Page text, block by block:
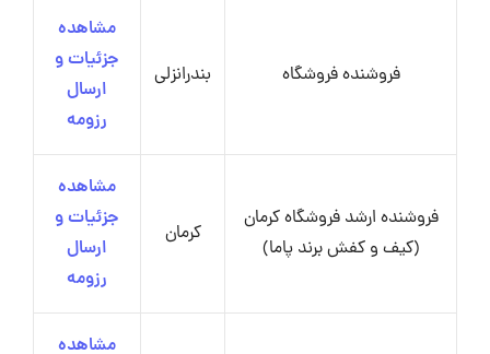
فروشنده فروشگاه بندرانزلی
مشاهده
جزئیات و
ارسال
رزومه
فروشنده ارشد فروشگاه کرمان
(کیف و کفش برند پاما)
کرمان
مشاهده
جزئیات و
ارسال
رزومه
مشاهده